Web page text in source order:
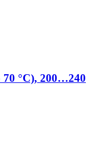
70 °C), 200…240